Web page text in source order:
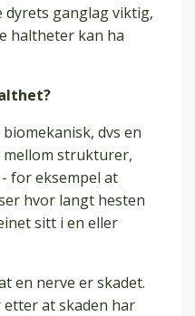
dyrets ganglag viktig,
haltheter kan ha
dvs en
strukturer,
for eksempel at
hvor langt hesten
sitt i en eller
en nerve er skadet.
at skaden har